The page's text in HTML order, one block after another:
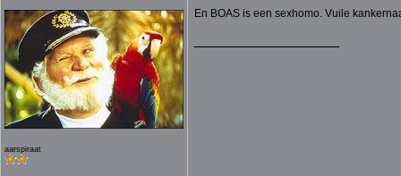
aarspiraat
En BOAS is een sexhomo. Vuile